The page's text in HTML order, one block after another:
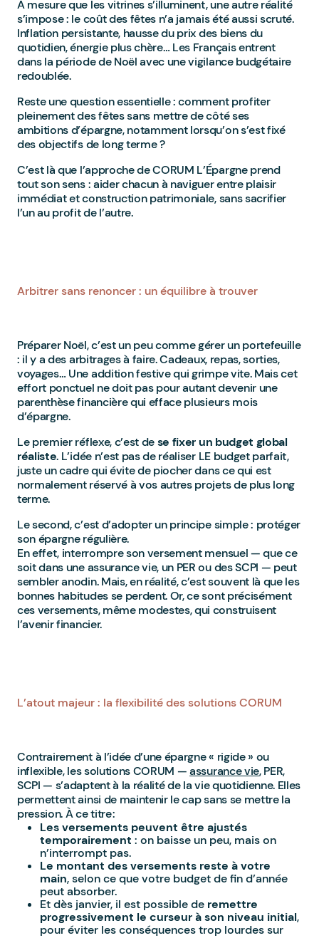
À mesure que les vitrines s’illuminent, une autre réalité
s’impose : le coût des fêtes n’a jamais été aussi scruté.
Inflation persistante, hausse du prix des biens du
quotidien, énergie plus chère… Les Français entrent
dans la période de Noël avec une vigilance budgétaire
redoublée.
Reste une question essentielle : comment profiter
pleinement des fêtes sans mettre de côté ses
ambitions d’épargne, notamment lorsqu’on s’est fixé
des objectifs de long terme ?
C’est là que l’approche de CORUM L’Épargne prend
tout son sens : aider chacun à naviguer entre plaisir
immédiat et construction patrimoniale, sans sacrifier
l’un au profit de l’autre.
Arbitrer sans renoncer : un équilibre à trouver
Préparer Noël, c’est un peu comme gérer un portefeuille
: il y a des arbitrages à faire. Cadeaux, repas, sorties,
voyages… Une addition festive qui grimpe vite. Mais cet
effort ponctuel ne doit pas pour autant devenir une
parenthèse financière qui efface plusieurs mois
d’épargne.
Le premier réflexe, c’est dese fixer un budget global
réaliste. L’idée n’est pas de réaliser LE budget parfait,
juste un cadre qui évite de piocher dans ce qui est
normalement réservé à vos autres projets de plus long
terme.
Le second, c’est d’adopter un principe simple : protéger
son épargne régulière.
En effet, interrompre son versement mensuel — que ce
soit dans une assurance vie, un PER ou des SCPI — peut
sembler anodin. Mais, en réalité, c’est souvent là que les
bonnes habitudes se perdent. Or, ce sont précisément
ces versements, même modestes, qui construisent
l’avenir financier.
L’atout majeur : la flexibilité des solutions CORUM
Contrairement à l’idée d’une épargne « rigide » ou
inflexible, les solutions CORUM —assurance vie, PER,
SCPI — s’adaptent à la réalité de la vie quotidienne. Elles
permettent ainsi de maintenir le cap sans se mettre la
pression. À ce titre :
Les versements peuvent être ajustés
temporairement : on baisse un peu, mais on
n’interrompt pas.
Le montant des versements reste à votre
main, selon ce que votre budget de fin d’année
peut absorber.
Et dès janvier, il est possible de remettre
progressivement le curseur à son niveau initial,
pour éviter les conséquences trop lourdes sur